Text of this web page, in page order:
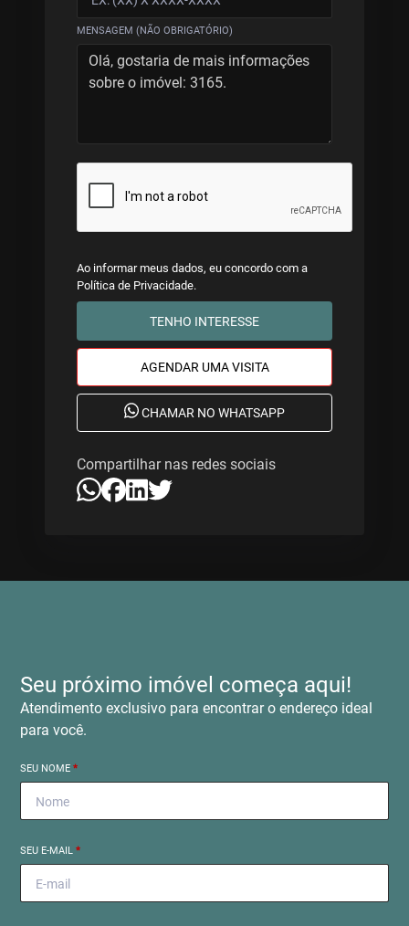
MENSAGEM (NÃO OBRIGATÓRIO)
Ao informar meus dados, eu concordo com a
Política de Privacidade.
TENHO INTERESSE
AGENDAR UMA VISITA
CHAMAR NO WHATSAPP
Compartilhar nas redes sociais
Seu próximo imóvel começa aqui!
Atendimento exclusivo para encontrar o endereço ideal
para você.
SEU NOME*
SEU E-MAIL*